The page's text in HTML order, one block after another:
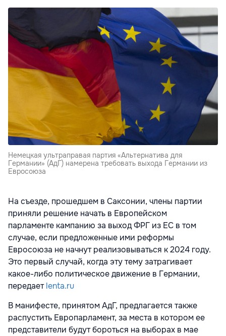
Немецкая ультраправая партия «Альтернатива для
Германии» (АдГ) намерена требовать выхода Германии из
Евросоюза
На съезде, прошедшем в Саксонии, члены партии
приняли решение начать в Европейском
парламенте кампанию за выход ФРГ из ЕС в том
случае, если предложенные ими реформы
Евросоюза не начнут реализовываться к 2024 году.
Это первый случай, когда эту тему затрагивает
какое-либо политическое движение в Германии,
передаетlenta.ru
В манифесте, принятом АдГ, предлагается также
распустить Европарламент, за места в котором ее
представители будут бороться на выборах в мае